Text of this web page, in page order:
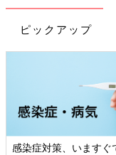
ピックアップ
ちゃん・
日本外来